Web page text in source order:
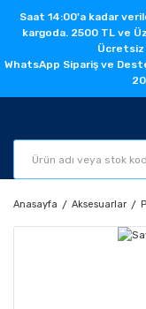
Saat 14:00'a kadar
kargoda. 2500 TL ve
Ücretsiz
WhatsApp Sipariş ve
20
Anasayfa Aksesuarlar